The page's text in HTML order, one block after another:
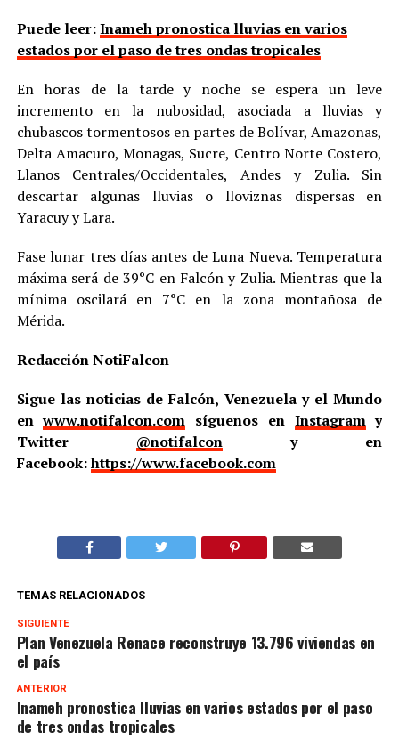
Puede leer:Inameh pronostica lluvias en varios
estados por el paso de tres ondas tropicales
En horas de la tarde y noche se espera un leve
incremento en la nubosidad, asociada a lluvias y
chubascos tormentosos en partes de Bolívar, Amazonas,
Delta Amacuro, Monagas, Sucre, Centro Norte Costero,
Llanos Centrales/Occidentales, Andes y Zulia. Sin
descartar algunas lluvias o lloviznas dispersas en
Yaracuy y Lara.
Fase lunar tres días antes de Luna Nueva. Temperatura
máxima será de 39°C en Falcón y Zulia. Mientras que la
mínima oscilará en 7°C en la zona montañosa de
Mérida.
Redacción NotiFalcon
Sigue las noticias de Falcón, Venezuela y el Mundo
enwww.notifalcon.com síguenos en Instagramy
Twitter @notifalcony en
Facebook:https://www.facebook.com
TEMAS RELACIONADOS
SIGUIENTE
Plan Venezuela Renace reconstruye 13.796 viviendas en
el país
ANTERIOR
Inameh pronostica lluvias en varios estados por el paso
de tres ondas tropicales